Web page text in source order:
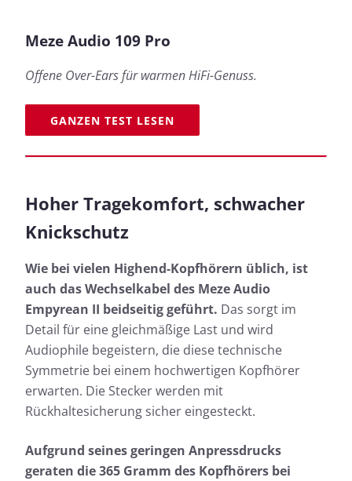
Meze Audio 109 Pro
Offene Over-Ears für warmen HiFi-Genuss.
GANZEN TEST LESEN
Hoher Tragekomfort, schwacher
Knickschutz
Wie bei vielen Highend-Kopfhörern üblich, ist
auch das Wechselkabel des Meze Audio
Empyrean II beidseitig geführt. Das sorgt im
Detail für eine gleichmäßige Last und wird
Audiophile begeistern, die diese technische
Symmetrie bei einem hochwertigen Kopfhörer
erwarten. Die Stecker werden mit
Rückhaltesicherung sicher eingesteckt.
Aufgrund seines geringen Anpressdrucks
geraten die 365 Gramm des Kopfhörers bei